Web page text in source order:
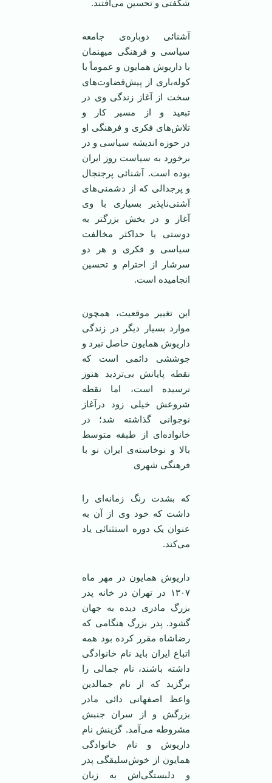
شگفتی و تحسین می‌افتند.
آشنائی دوباره‌ی جامعه
سیاسی و فرهنگی میهنمان
با داریوش همایون و عموماً با
کوله‌باری از پیش‌قضاوت‌های
سخت از آغاز زندگی وی در
تبعید و از مسیر کار و
تلاش‌های فکری و فرهنگی او
در حوزه اندیشه سیاسی و در
برخورد به سیاست روز ایران
بوده است. آشنائی پر‌جنجال
و پر‌جدالی که از دشمنی‌های
آشتی‌ناپذیر بسیاری با وی
آغاز و در بخش بزرگتر به
دوستی یا حداکثر مخالفت
سیاسی و فکری و هر دو
سرشار از احترام و تحسین
انجامیده است.
این تغییر موقعیت، همچون
موارد بسیار دیگر در زندگی
داریوش همایون حاصل نبرد و
جوششی دائمی است که
نقطه پایانش بی‌تردید هنوز
نرسیده است، اما نقطه
شروعش خیلی زود درآغاز
نوجوانی گذاشته شد؛ در
خانواده‌ای از طبقه متوسط
بالا و نوخاسته‌ی ایران نو با
فرهنگی شهری
که بشدت رنگ زمانه‌ای را
داشت که خود وی از آن به
عنوان یک دوره استثنائی یاد
می‌کند.
داریوش همایون در مهر ماه
۱۳۰۷ در تهران در خانه پدر
بزرگ مادری دیده به جهان
گشود. پدر بزرگ هنگامی که
رضاشاه مقرر کرده بود همه
اتباع ایران باید نام خانوادگی
داشته باشند، نام جمالی را
برگزید که از نام جمالدین
واعظ اصفهانی دائی مادر
بزرگش و از سران جنبش
مشروطه می‌آمد. گزینش نام
داریوش و نام خانوادگی
همایون از خوش‌سلیقگی پدر
و دلبستگی‌اش به زبان